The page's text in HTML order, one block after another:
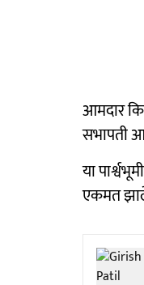
आमदार
सभापती
या
एकमत